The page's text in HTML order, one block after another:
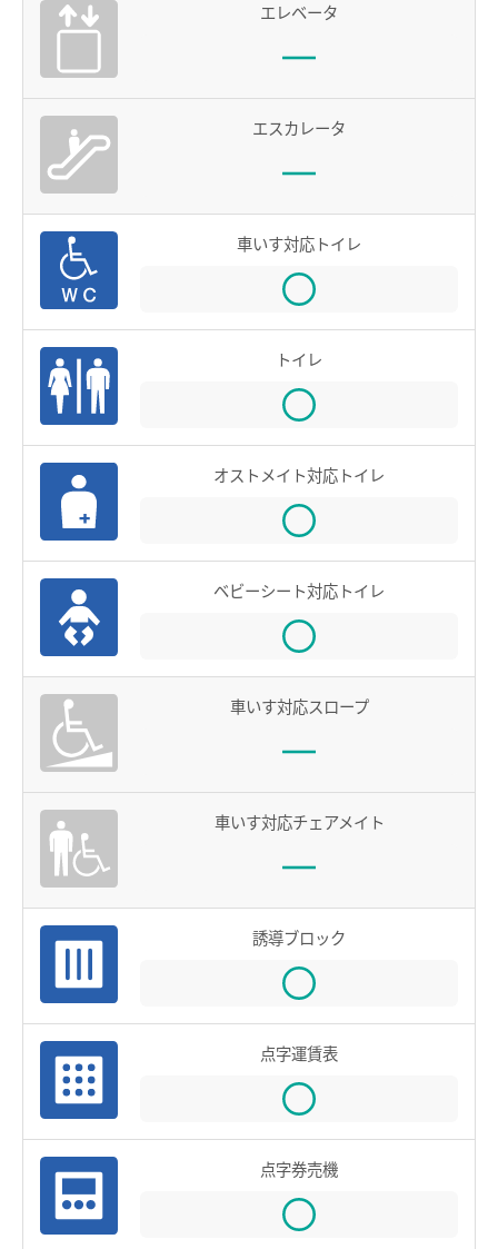
歩いて巡拝（まいる）知多四国
お問い合わせ
企業情報
サステナビリティ
IR情報
採用情報
manaca
manacaとは？
manacaの種類
manacaを買う
manacaを購入する
manaca定期券を購入する
manaca取扱窓口
鉄道・バスで使う
鉄道での使い方
鉄道の運賃計算
きっぷを購入する
特殊な改札口のご利用方法
バスで使う
バスでの使い方
お買物＆フード
法人・店舗のお客様
名鉄グループ
エレベータ
エスカレータ
車いす対応トイレ
トイレ
オストメイト対応トイレ
ベビーシート対応トイレ
車いす対応スロープ
車いす対応チェアメイト
誘導ブロック
点字運賃表
点字券売機